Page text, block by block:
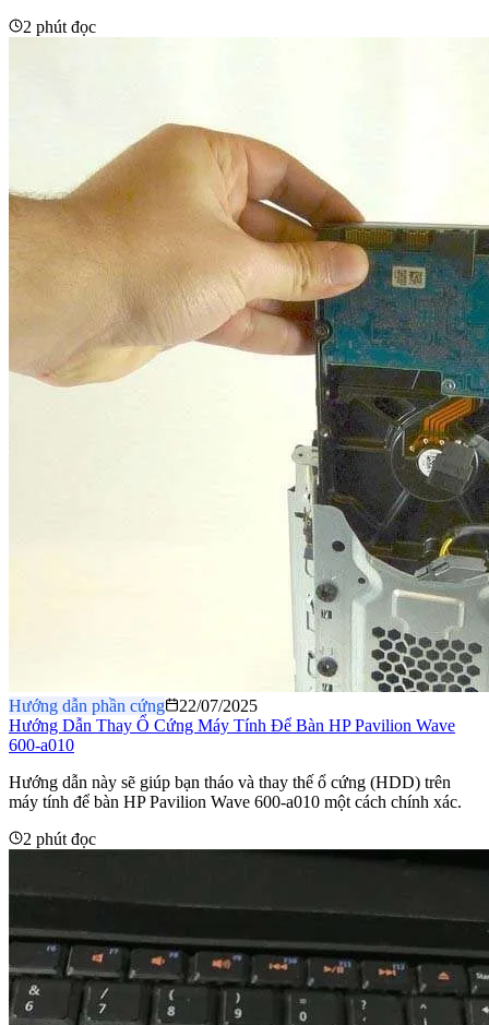
2 phút đọc
Hướng dẫn phần cứng
22/07/2025
Hướng Dẫn Thay Ổ Cứng Máy Tính Để Bàn HP Pavilion Wave
600-a010
Hướng dẫn này sẽ giúp bạn tháo và thay thế ổ cứng (HDD) trên
máy tính để bàn HP Pavilion Wave 600-a010 một cách chính xác.
2 phút đọc